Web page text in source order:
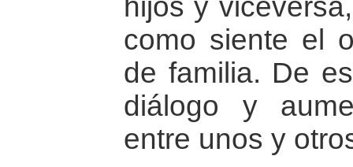
hijos y
como siente el
de familia. De
diálogo y
entre unos y